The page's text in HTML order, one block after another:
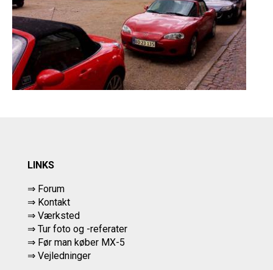
LINKS
⇒ Forum
⇒ Kontakt
⇒ Værksted
⇒ Tur foto og -referater
⇒ Før man køber MX-5
⇒ Vejledninger